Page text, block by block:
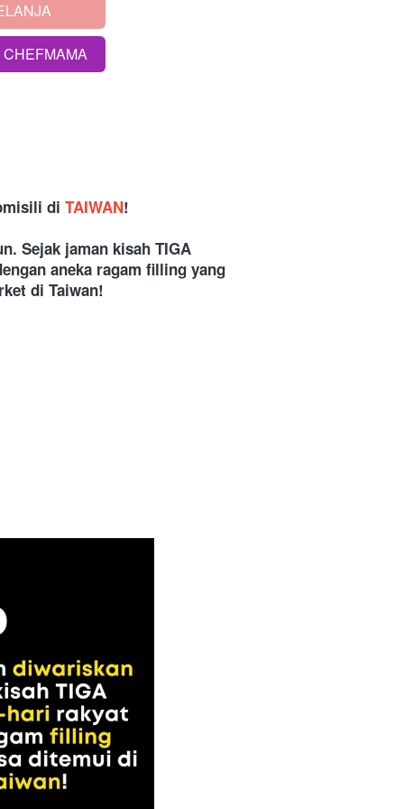
di TAIWAN!
Sejak jaman kisah TIGA
aneka ragam filling yang
di Taiwan!